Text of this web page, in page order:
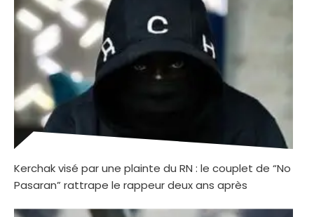
Kerchak visé par une plainte du RN : le couplet de “No
Pasaran” rattrape le rappeur deux ans après